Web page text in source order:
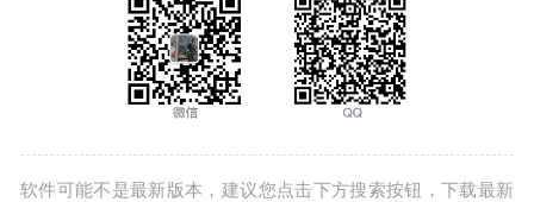
软件可能不是最新版本，建议您点击下方搜索按钮，下载最新